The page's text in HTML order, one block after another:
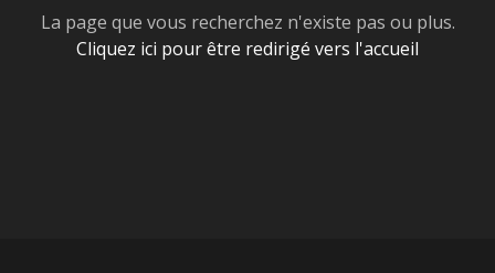
La page que vous recherchez n'existe pas ou plus.
Cliquez ici pour être redirigé vers l'accueil